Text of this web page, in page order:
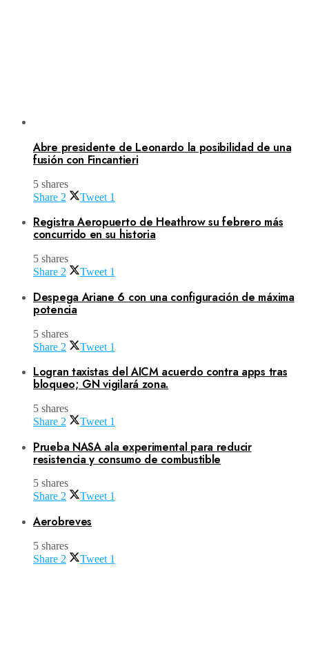
Abre presidente de Leonardo la posibilidad de una
fusión con Fincantieri
5 shares
Share 2 Tweet 1
Registra Aeropuerto de Heathrow su febrero más
concurrido en su historia
5 shares
Share 2 Tweet 1
Despega Ariane 6 con una configuración de máxima
potencia
5 shares
Share 2 Tweet 1
Logran taxistas del AICM acuerdo contra apps tras
bloqueo; GN vigilará zona.
5 shares
Share 2 Tweet 1
Prueba NASA ala experimental para reducir
resistencia y consumo de combustible
5 shares
Share 2 Tweet 1
Aerobreves
5 shares
Share 2 Tweet 1